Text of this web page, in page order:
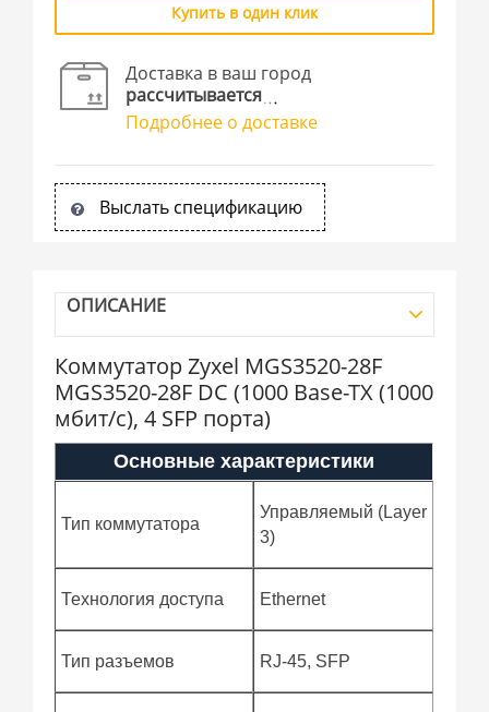
Купить в один клик
Доставка в ваш город
рассчитывается
Подробнее о доставке
Выслать спецификацию
ОПИСАНИЕ
Коммутатор Zyxel MGS3520-28F
MGS3520-28F DC (1000 Base-TX (1000
мбит/с), 4 SFP порта)
Основные характеристики
Тип коммутатора
Управляемый (Layer
3)
Технология доступа Ethernet
Тип разъемов RJ-45, SFP